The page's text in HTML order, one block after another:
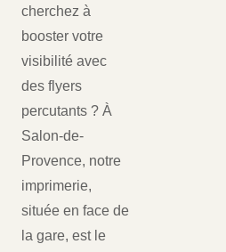
cherchez à
booster votre
visibilité avec
des flyers
percutants ? À
Salon-de-
Provence, notre
imprimerie,
située en face de
la gare, est le